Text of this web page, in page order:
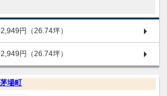
円（26.74坪）
円（26.74坪）
場町